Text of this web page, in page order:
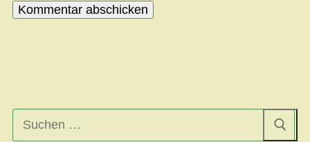
Suchen
nach: